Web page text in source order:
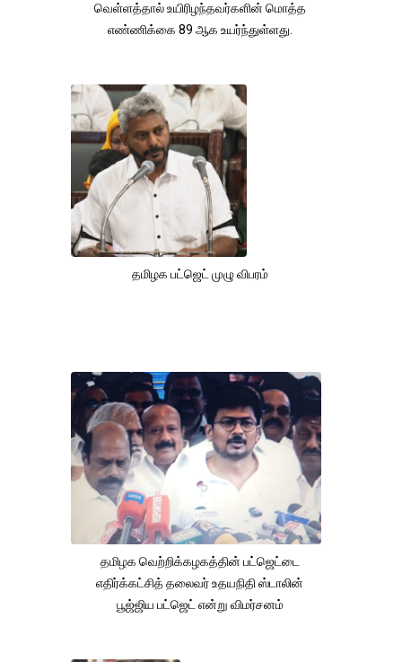
வெள்ளத்தால் உயிரிழந்தவர்களின் மொத்த
எண்ணிக்கை 89 ஆக உயர்ந்துள்ளது.
தமிழக பட்ஜெட் முழு விபரம்
தமிழக வெற்றிக்கழகத்தின் பட்ஜெட்டை
எதிர்க்கட்சித் தலைவர் உதயநிதி ஸ்டாலின்
பூஜ்ஜிய பட்ஜெட் என்று விமர்சனம்